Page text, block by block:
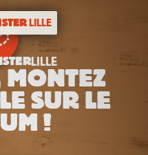
LILLE
LILLE
SUR LE
!